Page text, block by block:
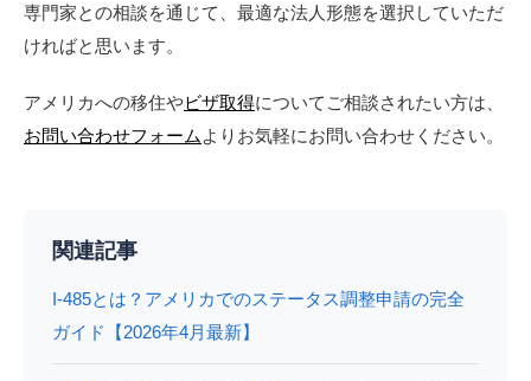
専門家との相談を通じて、最適な法人形態を選択していただ
ければと思います。
アメリカへの移住やビザ取得についてご相談されたい方は、
お問い合わせフォーム よりお気軽にお問い合わせください。
関連記事
I-485とは？アメリカでのステータス調整申請の完全
ガイド【2026年4月最新】